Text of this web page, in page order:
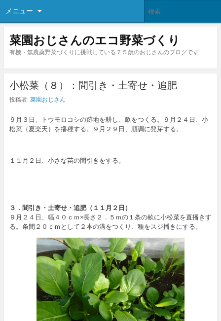
メニュー
菜園おじさんのエコ野菜づくり
有機・無農薬野菜づくりに挑戦している７５歳のおじさんのブログです
小松菜（８）：間引き・土寄せ・追肥
投稿者: 菜園おじさん
９月３日、トウモロコシの跡地を耕し、畝をつくる。９月２４日、小
松菜（夏楽天）を播種する。９月２９日、順調に発芽する。
１１月２日、小さな苗の間引きをする。
３． 間引き・土寄せ・追肥（１１月２日）
９月２４日、幅４０ｃｍ×長さ２．５ｍの１条の畝に小松菜を直播きす
る。条間２０ｃｍとして２本の溝をつくり、種をスジ播きにする。